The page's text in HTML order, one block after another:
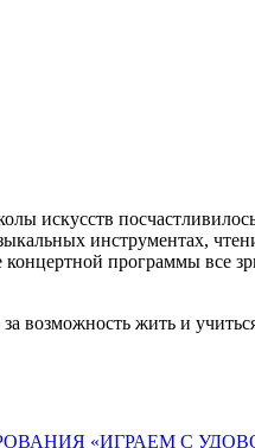
искусств
инструментах,
программы все
возможность жить и
«ИГРАЕМ С